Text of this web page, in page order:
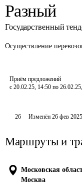
Разный
Государственный
Осуществление
Приём предложений
с 20.02.25, 14:50 по
26 Изменён26 фев 2025
Маршруты и
Московская
Москва